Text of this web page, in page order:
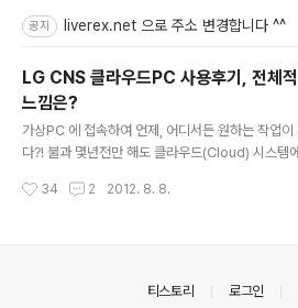
공지 liverex.net 으로 주소 변경합니다 ^^
LG CNS 클라우드PC 사용후기, 전체
느낌은?
가상PC 에 접속하여 언제, 어디서든 원하는 작업이
다?! 불과 몇년전만 해도 클라우드(Cloud) 시스템
하는 반응이 대부분이었는데요. 요즘은 클라우드 서
처럼 스마트폰이라던지 태블릿 등의 활용이 대중화
34 2 2012. 8. 8.
티스토리 로그인